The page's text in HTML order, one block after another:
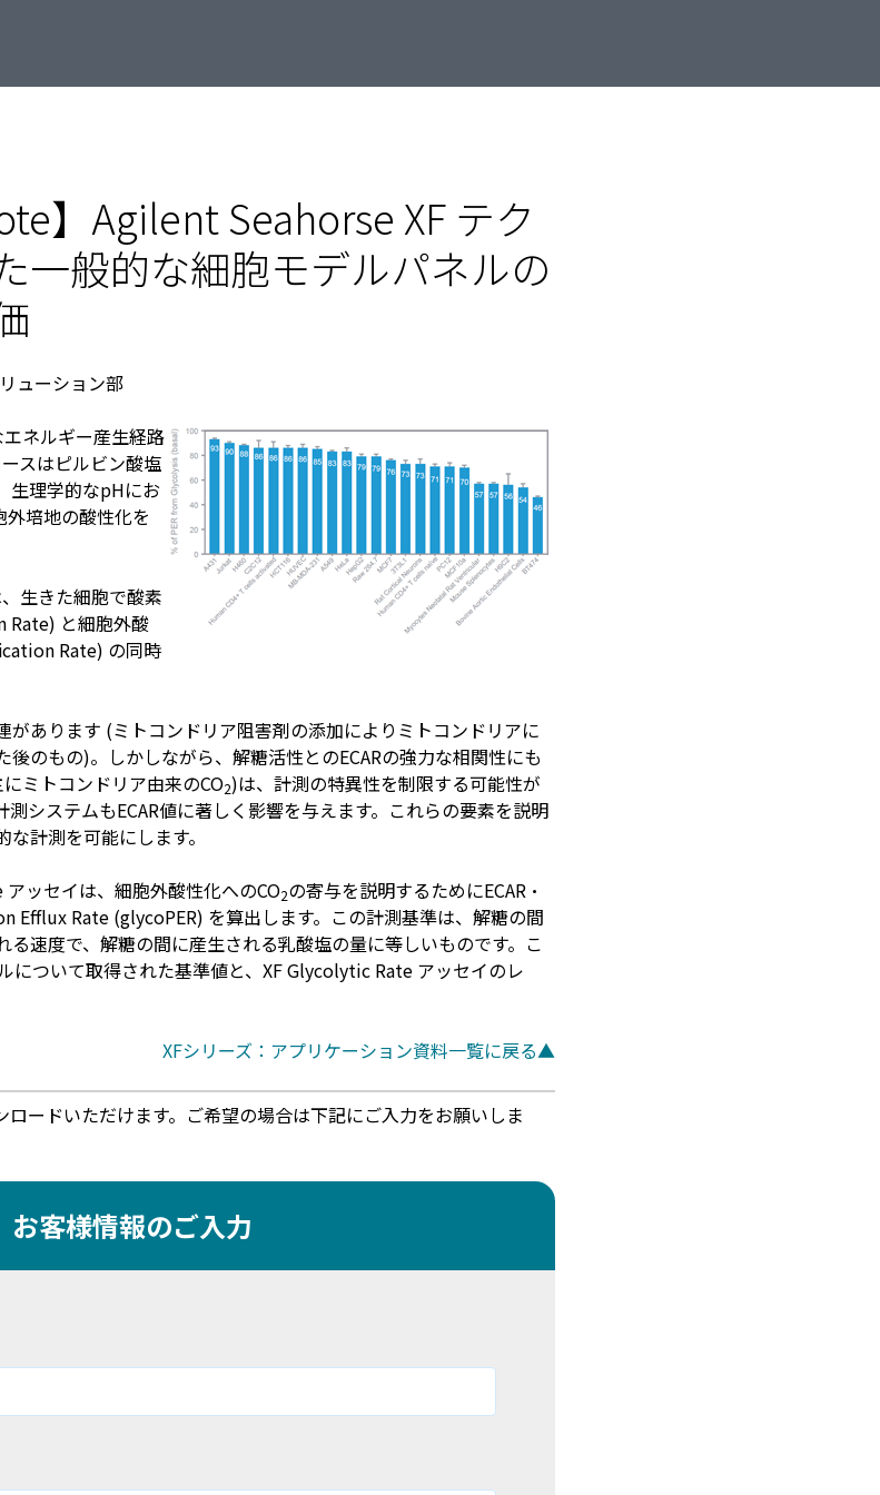
】Agilent Seahorse XF テク
⼀般的な細胞モデルパネルの
ューション部
ネルギー産⽣経路
スはピルビン酸塩
⽣理学的なpHにお
培地の酸性化を
⽣きた細胞で酸素
Rate) と細胞外酸
Rate) の同時
があります (ミトコンドリア阻害剤の添加によりミトコンドリアに
のもの)。しかしながら、解糖活性とのECARの強⼒な相関性にも
ミトコンドリア由来のCO2)は、計測の特異性を制限する可能性が
システムもECAR値に著しく影響を与えます。これらの要素を説明
計測を可能にします。
ッセイは、細胞外酸性化へのCO2の寄与を説明するためにECAR・
Efflux Rate (glycoPER) を算出します。この計測基準は、解糖の間
速度で、解糖の間に産⽣される乳酸塩の量に等しいものです。こ
について取得された基準値と、XF Glycolytic Rate アッセイのレ
XFシリーズ：アプリケーション資料一覧に戻る▲
ードいただけます。ご希望の場合は下記にご入力をお願いしま
お客様情報のご入力